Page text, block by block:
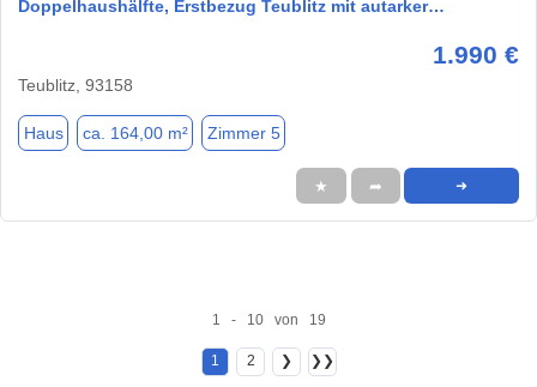
Doppelhaushälfte, Erstbezug Teublitz mit autarker…
1.990 €
Teublitz, 93158
Haus ca. 164,00 m² Zimmer 5
★ ➦ ➜
1 - 10 von 19
1 2 ❯ ❯❯